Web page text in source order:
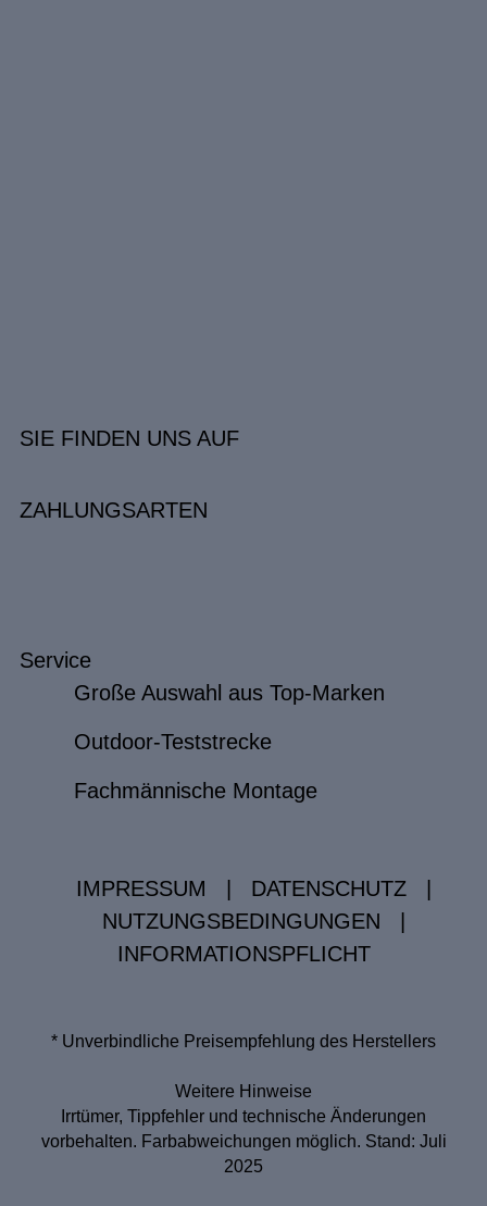
SIE FINDEN UNS AUF
ZAHLUNGSARTEN
Service
Große Auswahl aus Top-Marken
Outdoor-Teststrecke
Fachmännische Montage
IMPRESSUM DATENSCHUTZ
NUTZUNGSBEDINGUNGEN
INFORMATIONSPFLICHT
* Unverbindliche Preisempfehlung des Herstellers
Weitere Hinweise
Irrtümer, Tippfehler und technische Änderungen
vorbehalten. Farbabweichungen möglich. Stand: Juli
2025